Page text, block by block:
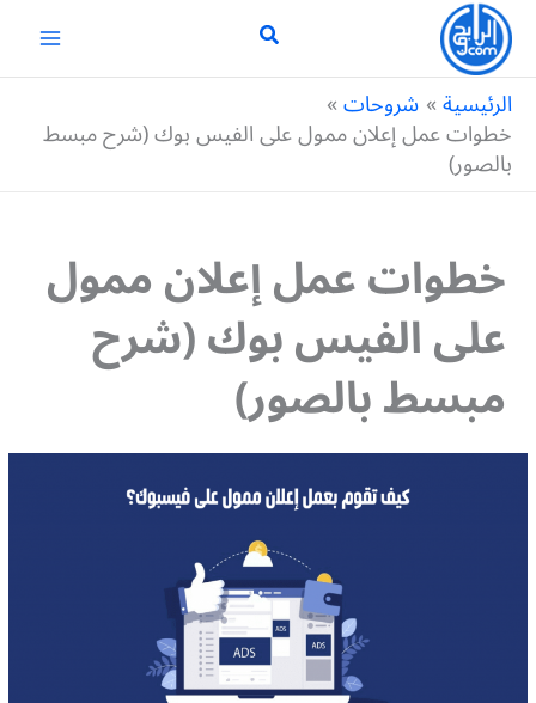
تخطي
المحتوى
الرئيسية شروحات
خطوات عمل إعلان ممول على الفيس بوك (شرح مبسط
بالصور)
خطوات عمل إعلان ممول
على الفيس بوك (شرح
مبسط بالصور)